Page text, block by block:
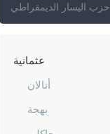
حزب اليسار الديمقراطي
نيغدا
عثمانية
أتالان
بهجة